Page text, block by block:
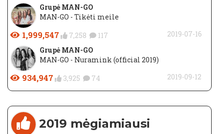
Grupė MAN-GO
MAN-GO - Tikėti meile
1,999,547 7,258 117
2019-07-16
Grupė MAN-GO
MAN-GO - Nuramink (official 2019)
934,947 3,925 74 2019-09-12
2019 mėgiamiausi